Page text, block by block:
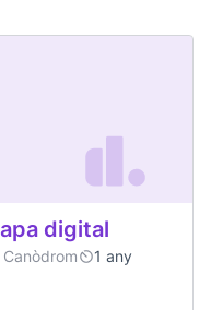
digital
1 any